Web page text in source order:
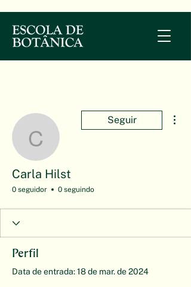
Carla Hilst
Seguir
Carla Hilst
0 seguidor 0 seguindo
Perfil
Data de entrada: 18 de mar. de 2024